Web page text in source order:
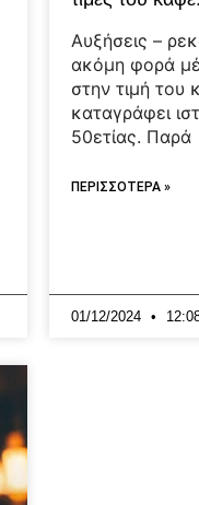
Αυξήσεις –
ακόμη φορά
στην τιμή του
καταγράφει
50ετίας. Παρά
ΠΕΡΙΣΣΟΤΕΡΑ »
01/12/2024